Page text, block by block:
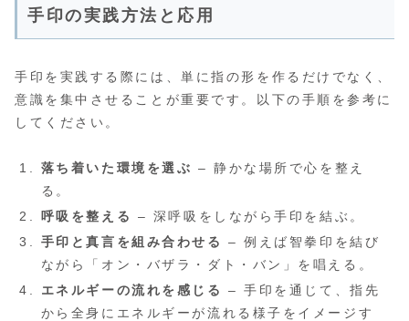
手印の実践方法と応用
手印を実践する際には、単に指の形を作るだけでなく、
意識を集中させることが重要です。以下の手順を参考に
してください。
落ち着いた環境を選ぶ – 静かな場所で心を整え
る。
呼吸を整える
– 深呼吸をしながら手印を結ぶ。
手印と真言を組み合わせる
– 例えば智拳印を結び
ながら「オン・バザラ・ダト・バン」を唱える。
エネルギーの流れを感じる
– 手印を通じて、指先
から全身にエネルギーが流れる様子をイメージす